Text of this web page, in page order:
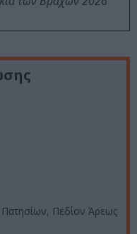
Πεδίον Άρεως